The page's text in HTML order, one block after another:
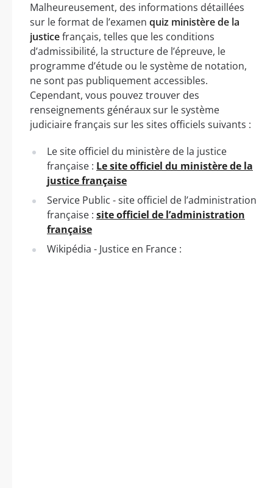
Malheureusement, des informations détaillées
sur le format de l’examen quiz ministère de la
justicefrançais, telles que les conditions
d’admissibilité, la structure de l’épreuve, le
programme d’étude ou le système de notation,
ne sont pas publiquement accessibles.
Cependant, vous pouvez trouver des
renseignements généraux sur le système
judiciaire français sur les sites officiels suivants :
Le site officiel du ministère de la justice
française : Le site officiel du ministère de la
justice française
Service Public - site officiel de l’administration
française : site officiel de l’administration
française
Wikipédia - Justice en France :